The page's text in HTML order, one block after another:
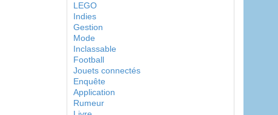
LEGO
Indies
Gestion
Mode
Inclassable
Football
Jouets connectés
Enquête
Application
Rumeur